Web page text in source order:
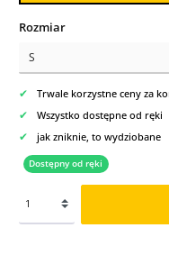
Wybierz
Rozmiar
✔ Trwale korzystne ceny za
✔ Wszystko dostępne od ręki
✔ jak zniknie, to wydziobane
Dostępny od ręki